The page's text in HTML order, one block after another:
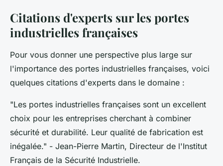
Citations d'experts sur les portes
industrielles françaises
Pour vous donner une perspective plus large sur
l'importance des portes industrielles françaises, voici
quelques citations d'experts dans le domaine :
"Les portes industrielles françaises sont un excellent
choix pour les entreprises cherchant à combiner
sécurité et durabilité. Leur qualité de fabrication est
inégalée." - Jean-Pierre Martin, Directeur de l'Institut
Français de la Sécurité Industrielle.